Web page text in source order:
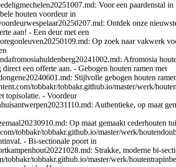
Voor een paardenstal in
houten voordeur in
Ontdek onze
aan! - Een deur met een
Op zoek naar vakwerk
Afromosia
een offerte aan. - Gebogen houten ramen met
Stijlvolle gebogen houten
tobbakr/tobbakr.github.io/master/werk/
topisolatie. - Voordeur
Authentieke, op maat
Op maat gemaakt cederhouten
tobbakr/tobbakr.github.io/master/werk/
- Bi-sectionale poort in
Strakke, moderne bi-
tobbakr.github.io/master/werk/